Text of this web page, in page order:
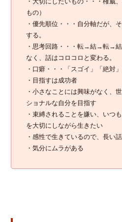
もの）
・優先順位・・・自分軸だが、
する。
・思考回路・・・転→結→転→
なく、話はコロコロと変わる。
・口癖・・・「スゴイ」「絶対
・目指すは成功者
・小さなことには興味がなく、
ショナルな自分を目指す
・束縛されることを嫌い、いつ
を大切にしながら生きたい
・感性で生きているので、長い
・気分にムラがある